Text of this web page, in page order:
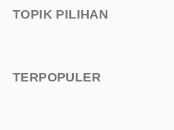
TOPIK PILIHAN
TERPOPULER